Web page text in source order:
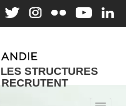
STRUCTURES